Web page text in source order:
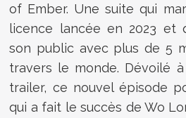
of Ember. Une suite qui
licence lancée en 2023 et
son public avec plus de 5
travers le monde. Dévoilé
trailer, ce nouvel épisode
qui a fait le succès de Wo